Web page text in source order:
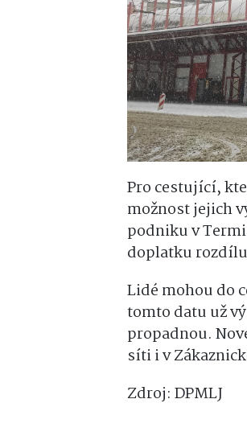
Pro cestující,
možnost jejich
podniku v
doplatku rozdílu
Lidé mohou do
tomto datu už
propadnou.
síti i v
Zdroj: DPMLJ